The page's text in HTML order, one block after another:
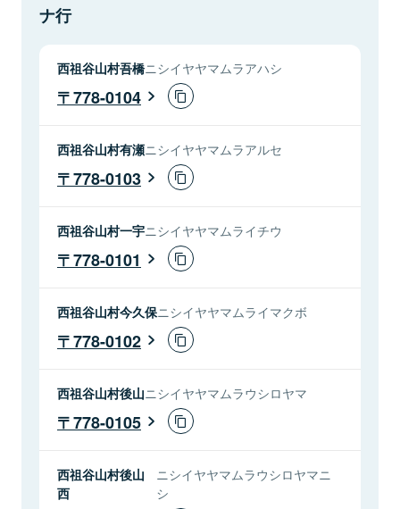
ナ行
西祖谷山村吾橋ニシイヤヤマムラアハシ
778-0104
西祖谷山村有瀬ニシイヤヤマムラアルセ
778-0103
西祖谷山村一宇ニシイヤヤマムライチウ
778-0101
西祖谷山村今久保ニシイヤヤマムライマクボ
778-0102
西祖谷山村後山ニシイヤヤマムラウシロヤマ
778-0105
西祖谷山村後山
西
ニシイヤヤマムラウシロヤマニ
シ